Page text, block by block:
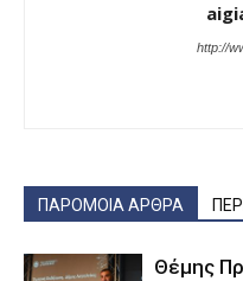
http://
ΠΑΡΟΜΟΙΑ ΑΡΘΡΑ
Θέμης